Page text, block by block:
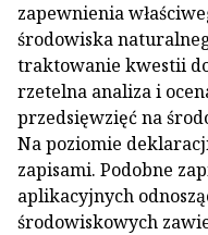
zapewnienia
środowiska
traktowanie kwestii
rzetelna analiza i
przedsięwzięć na
Na poziomie
zapisami. Podobne
aplikacyjnych
środowiskowych